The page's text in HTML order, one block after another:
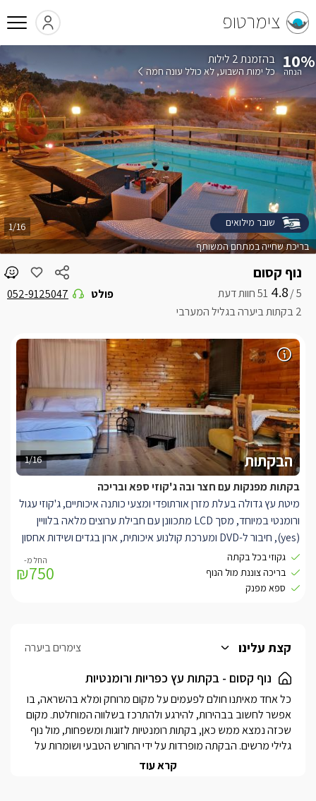
צימרטופ
נוף קסום
5 /
4.8
2 בקתות ביערה בגליל המערבי
פולט 052-9125047
בריכת שחייה במתחם המשותף
1/16
10% בהזמנת 2 לילות
כל ימות השבוע לא כולל עונה חמה
שובר מילואים
1/16 הבקתות
בקתות מפנקות עם חצר ובה ג'קוזי ספא ובריכה
מיטת עץ גדולהבעלת מזרן אורתופדי ומצעי כותנה איכותיים, ג'קוזי עגול
ורומנטי במיוחד, מסך LCD מתכוונן עם חבילת ערוצים מלאה בלוויין
(
yes), חיבור ל-DVD ומערכת קולנוע איכותית, ארון בגדים ושידות אחסון
נעימות, חדר רחצה מפנק, פינת ישיבה, שולחן אוכל גדול מעץ, מטבחון
מאובזר ובו מקרר, מיקרוגל, קומקום חשמלי, פינת קפה וכלי מטבח.
מרפסת ישיבה פרטית בה ניתן לשאוף מן האוויר הצלול, ליהנות מקפה,
גקוזי בכל בקתה
בריכה צוננת מול הנוף
ספא מפנק
₪750
קצת עלינו צימרים ביערה
נוף קסום - בקתות עץ כפריות ורומנטיות
קרא עוד